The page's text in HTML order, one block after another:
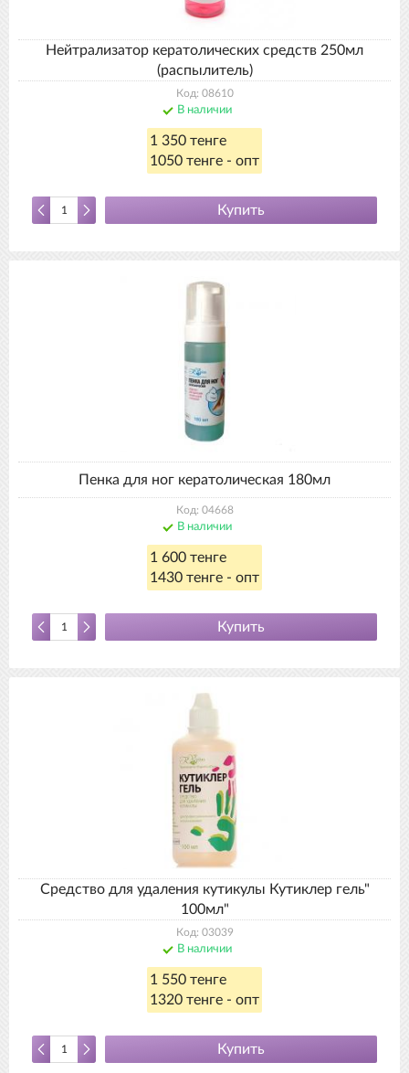
Нейтрализатор кератолических средств 250мл
(распылитель)
Код: 08610
В наличии
1 350 тенге
1050 тенге - опт
Купить
Пенка для ног кератолическая 180мл
Код: 04668
В наличии
1 600 тенге
1430 тенге - опт
Купить
Средство для удаления кутикулы Кутиклер гель"
100мл"
Код: 03039
В наличии
1 550 тенге
1320 тенге - опт
Купить